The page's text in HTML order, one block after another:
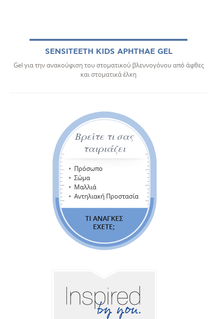
SENSITEETH KIDS APHTHAE GEL
Gel για την ανακούφιση του στοματικού βλεννογόνου από άφθες
και στοματικά έλκη
Βρείτε τι σας
ταιριάζει
Πρόσωπο
Σώμα
Μαλλιά
Αντηλιακή Προστασία
ΤΙ ΑΝΑΓΚΕΣ
ΕΧΕΤΕ;